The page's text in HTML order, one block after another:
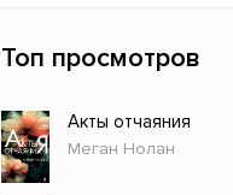
Российское искусство
Детективы
Топ просмотров
Акты отчаяния
Меган Нолан